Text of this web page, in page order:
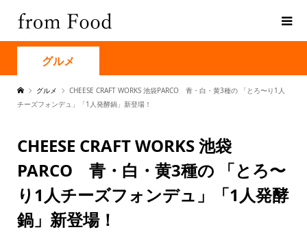
グルメ
グルメ
CHEESE CRAFT WORKS 池袋PARCO 青・白・黄3種の 「とろ〜り1人
チーズフォンデュ」「1人発酵鍋」新登場！
CHEESE CRAFT WORKS 池袋
PARCO 青・白・黄3種の 「とろ〜
り1人チーズフォンデュ」「1人発酵
鍋」新登場！